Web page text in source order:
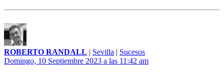
ROBERTO RANDALL | Sevilla | Sucesos
Domingo, 10 Septiembre 2023 a las 11:42 am